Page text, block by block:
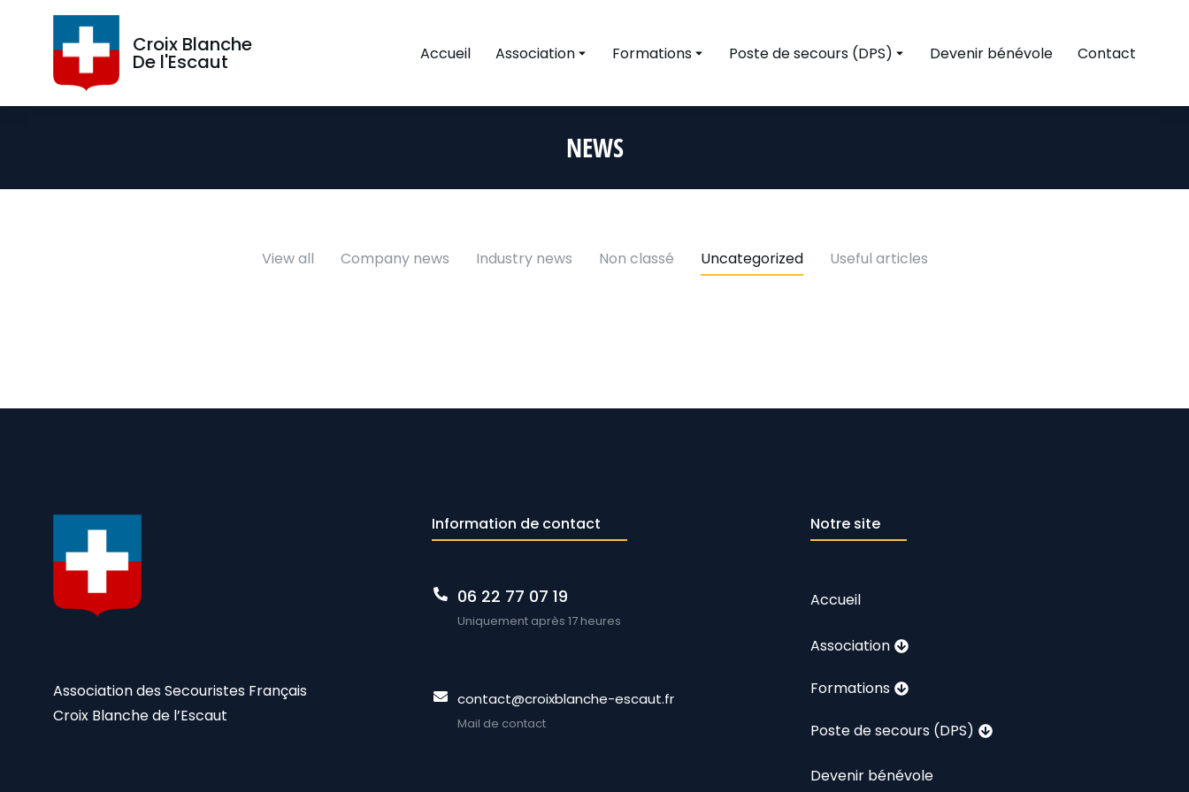
Croix Blanche
De l'Escaut Accueil Association Formations Poste de secours (DPS) Devenir bénévole Contact
NEWS
View all Company news Industry news Non classé Uncategorized Useful articles
Association des Secouristes Français
Croix Blanche de l’Escaut
Information de contact
06 22 77 07 19
Uniquement après 17 heures
contact@croixblanche-escaut.fr
Mail de contact
Notre site
Accueil
Association
Formations
Poste de secours (DPS)
Devenir bénévole